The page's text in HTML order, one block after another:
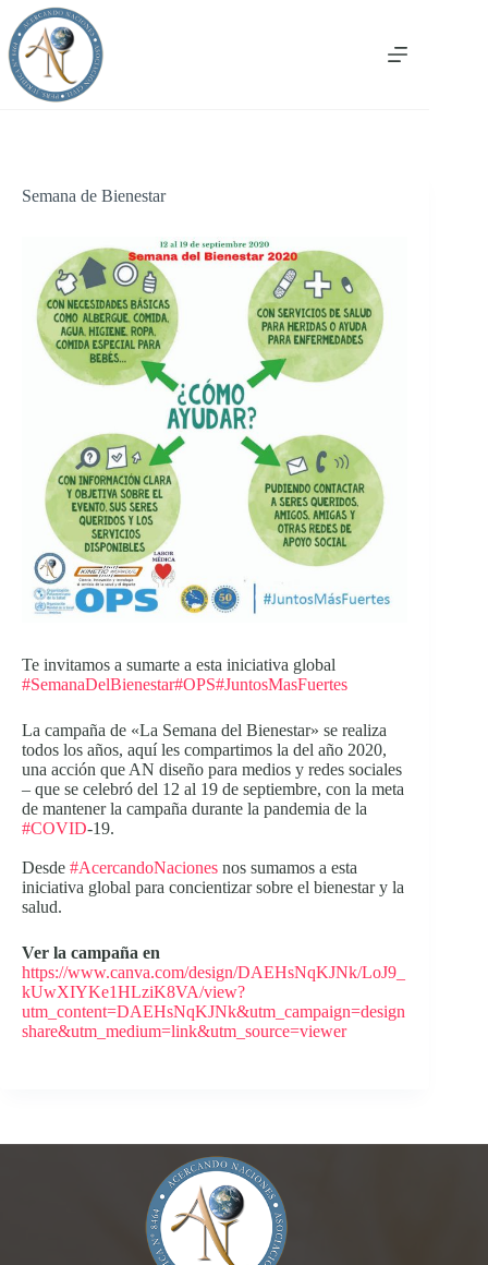
Saltar
contenido
Semana de Bienestar
Te invitamos a sumarte a esta iniciativa global
#SemanaDelBienestar#OPS#JuntosMasFuertes
La campaña de «La Semana del Bienestar» se realiza
todos los años, aquí les compartimos la del año 2020,
una acción que AN diseño para medios y redes sociales
– que se celebró del 12 al 19 de septiembre, con la meta
de mantener la campaña durante la pandemia de la
#COVID-19.
Desde #AcercandoNaciones nos sumamos a esta
iniciativa global para concientizar sobre el bienestar y la
salud.
Ver la campaña en
https://www.canva.com/design/DAEHsNqKJNk/LoJ9_
kUwXIYKe1HLziK8VA/view?
utm_content=DAEHsNqKJNk&utm_campaign=design
share&utm_medium=link&utm_source=viewer